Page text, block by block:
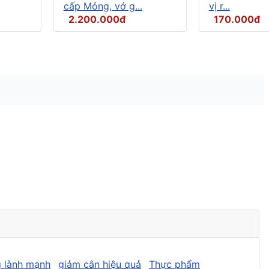
cấp Mỏng, vớ g...
2.200.000đ
vị r...
170.000đ
lành mạnh giảm cân hiệu quả Thực phẩm